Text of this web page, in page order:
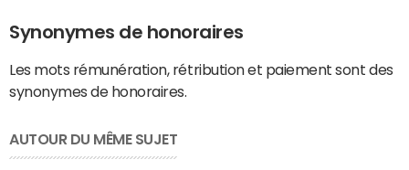
Synonymes de honoraires
Les mots rémunération, rétribution et paiement sont des
synonymes de honoraires.
AUTOUR DU MÊME SUJET